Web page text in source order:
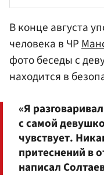
В конце августа
человека в ЧР
фото беседы с
находится в
«Я
с самой
чувствует.
притеснений в
написал